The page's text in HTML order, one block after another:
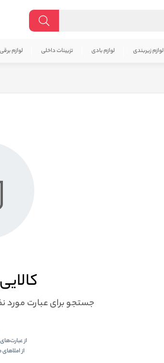
لوازم زیربندی لوازم بادی تزیینات داخلی لوازم برقی
جستجو برای عبارت مورد
از
از